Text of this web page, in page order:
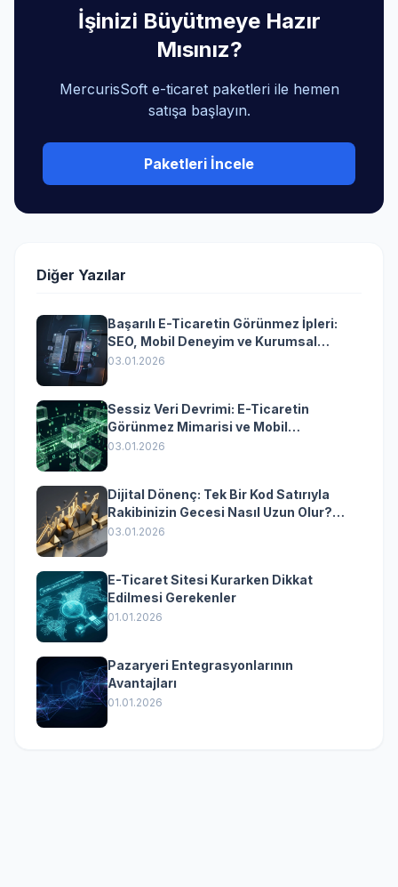
İşinizi Büyütmeye Hazır
Mısınız?
MercurisSoft e-ticaret paketleri ile hemen
satışa başlayın.
Paketleri İncele
Diğer Yazılar
Başarılı E-Ticaretin Görünmez İpleri:
SEO, Mobil Deneyim ve Kurumsal
Yazılımın Kazandıran Senkronizasyonu
03.01.2026
Sessiz Veri Devrimi: E-Ticaretin
Görünmez Mimarisi ve Mobil
Dönüşümün Kurumsal Anahtarı
03.01.2026
Dijital Dönenç: Tek Bir Kod Satırıyla
Rakibinizin Gecesi Nasıl Uzun Olur?
(Kurumsal Yazılımın Güçlü Rolü)
03.01.2026
E-Ticaret Sitesi Kurarken Dikkat
Edilmesi Gerekenler
01.01.2026
Pazaryeri Entegrasyonlarının
Avantajları
01.01.2026